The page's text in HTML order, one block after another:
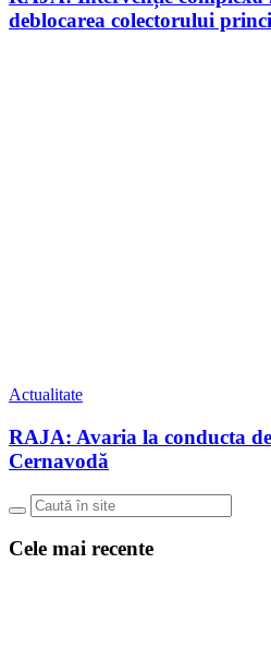
deblocarea colectorului
Actualitate
RAJA: Avaria la conducta
Cernavodă
Cele mai recente